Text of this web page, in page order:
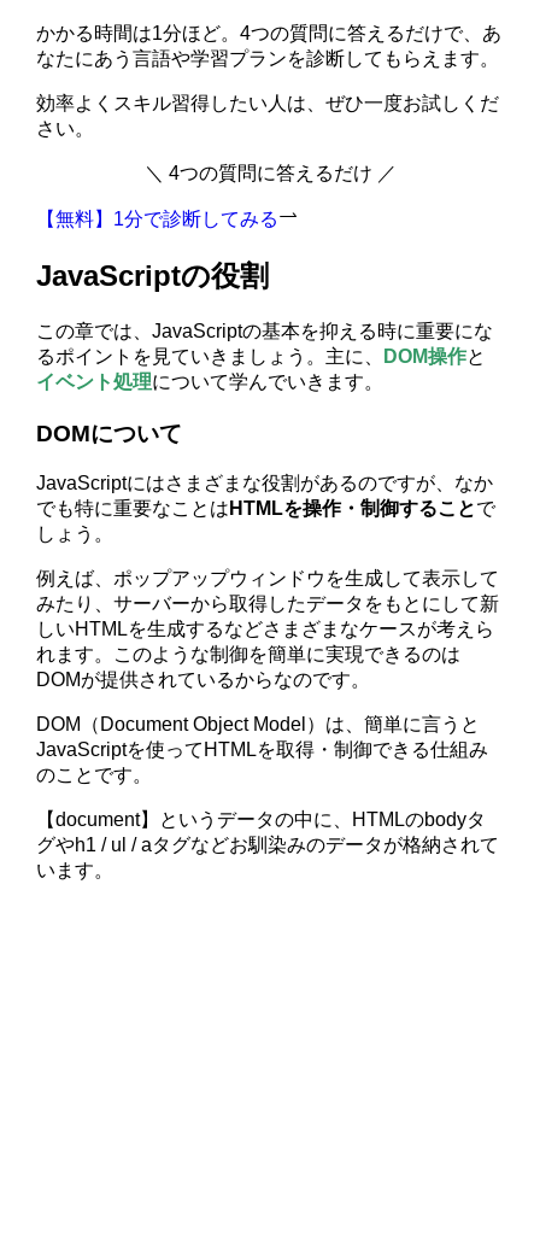
かかる時間は1分ほど。4つの質問に答えるだけで、あ
なたにあう言語や学習プランを診断してもらえます。
効率よくスキル習得したい人は、ぜひ一度お試しくだ
さい。
＼ 4つの質問に答えるだけ ／
【無料】1分で診断してみる
JavaScriptの役割
この章では、JavaScriptの基本を抑える時に重要にな
るポイントを見ていきましょう。主に、
DOM操作と
イベント処理について学んでいきます。
DOMについて
JavaScriptにはさまざまな役割があるのですが、なか
でも特に重要なことは HTMLを操作・制御することで
しょう。
例えば、ポップアップウィンドウを生成して表示して
みたり、サーバーから取得したデータをもとにして新
しいHTMLを生成するなどさまざまなケースが考えら
れます。このような制御を簡単に実現できるのは
DOMが提供されているからなのです。
DOM（Document Object Model）は、簡単に言うと
JavaScriptを使ってHTMLを取得・制御できる仕組み
のことです。
【document】というデータの中に、HTMLのbodyタ
グやh1 / ul / aタグなどお馴染みのデータが格納されて
います。